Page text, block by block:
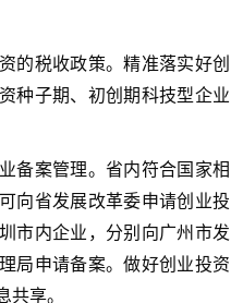
税收政策。精准落实好创
种子期、初创期科技型企业
案管理。省内符合国家相
向省发展改革委申请创业投
市内企业，分别向广州市发
局申请备案。做好创业投资
共享。